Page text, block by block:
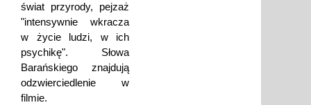
świat przyrody, pejzaż
"intensywnie wkracza
w życie ludzi, w ich
psychikę". Słowa
Barańskiego znajdują
odzwierciedlenie w
filmie.